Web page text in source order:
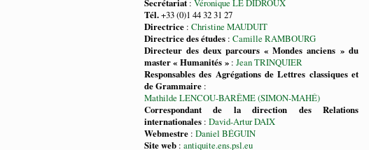
Secrétariat : Véronique LE DIDROUX
Tél.+33 (0)1 44 32 31 27
Directrice : Christine MAUDUIT
Directrice des études : Camille RAMBOURG
Directeur des deux parcours « Mondes anciens » du
master « Humanités » : Jean TRINQUIER
Responsables des Agrégations de Lettres classiques et
de Grammaire :
Mathilde LENCOU-BARÊME (SIMON-MAHÉ)
Correspondant de la direction des Relations
internationales : David-Artur DAIX
Webmestre : Daniel BÉGUIN
Site web : antiquite.ens.psl.eu